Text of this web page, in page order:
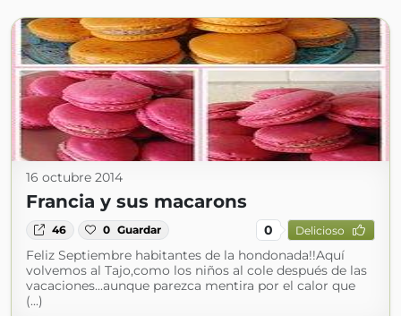
16 octubre 2014
Francia y sus macarons
46 0 Guardar 0 Delicioso
Feliz Septiembre habitantes de la hondonada!!Aquí
volvemos al Tajo,como los niños al cole después de las
vacaciones...aunque parezca mentira por el calor que
(...)